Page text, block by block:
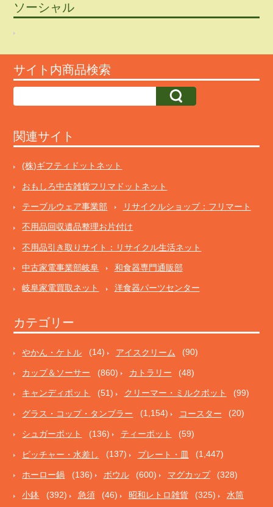
ソーシャル
サイト内商品検索
関連サイト
(株)ギフティドットネット
おもしろ中古雑貨フリマドットネット
テーブルウェア事業部 リサイクルショップ：フリマート
不用品回収遺品整理お片付け
不用品引き取りサイト：リサイクル生活ネット
中古家電事業部岐阜 和食器専門通販部
岐阜家電買取ネット 洋食器パーツセンター
カテゴリー
やかん・ケトル (14) アイスクリーム (90)
カップ＆ソーサー (860) カトラリー (48)
キャンディポット (51) クリーマー・ミルクポット (99)
グラス・コップ・タンブラー (1,154) コースター (20)
シュガーポット (136) ティーポット (59)
ピッチャー・水差し (137) プレート・皿 (1,447)
ホーロー鍋 (136) ボウル (600) マグカップ (328)
小鉢 (392) 急須 (46) 昭和レトロ雑貨 (325) 水筒